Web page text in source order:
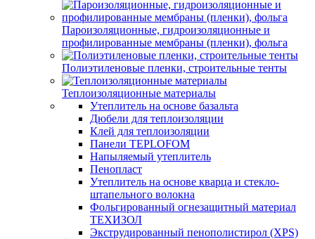
Пароизоляционные, гидроизоляционные и
профилированные мембраны (пленки), фольга
Полиэтиленовые пленки, строительные тенты
Теплоизоляционные материалы
Утеплитель на основе базальта
Дюбели для теплоизоляции
Клей для теплоизоляции
Панели TEPLOFOM
Напыляемый утеплитель
Пенопласт
Утеплитель на основе кварца и стекло-
штапельного волокна
Фольгированный огнезащитный материал
ТЕХИЗОЛ
Экструдированный пенополистирол (XPS)